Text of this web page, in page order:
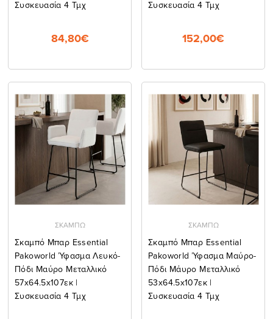
Συσκευασία 4 Τμχ
84,80€
Συσκευασία 4 Τμχ
152,00€
ΣΚΑΜΠΩ
Σκαμπό Μπαρ Essential
Pakoworld Ύφασμα Λευκό-
Πόδι Μαύρο Μεταλλικό
57x64.5x107εκ |
Συσκευασία 4 Τμχ
ΣΚΑΜΠΩ
Σκαμπό Μπαρ Essential
Pakoworld Ύφασμα Μαύρο-
Πόδι Μάυρο Μεταλλικό
53x64.5x107εκ |
Συσκευασία 4 Τμχ